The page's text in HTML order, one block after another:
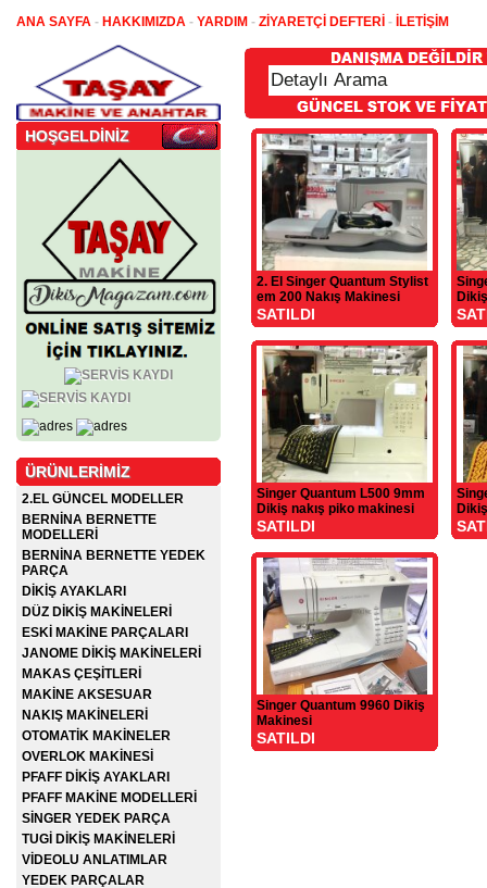
ANA SAYFA - HAKKIMIZDA - YARDIM - ZİYARETÇİ DEFTERİ - İLETİŞİM
HOŞGELDİNİZ
ÜRÜNLERİMİZ
2.EL GÜNCEL MODELLER
BERNİNA BERNETTE
MODELLERİ
BERNİNA BERNETTE YEDEK
PARÇA
DİKİŞ AYAKLARI
DÜZ DİKİŞ MAKİNELERİ
ESKİ MAKİNE PARÇALARI
JANOME DİKİŞ MAKİNELERİ
MAKAS ÇEŞİTLERİ
MAKİNE AKSESUAR
NAKIŞ MAKİNELERİ
OTOMATİK MAKİNELER
OVERLOK MAKİNESİ
PFAFF DİKİŞ AYAKLARI
PFAFF MAKİNE MODELLERİ
SİNGER YEDEK PARÇA
TUGİ DİKİŞ MAKİNELERİ
VİDEOLU ANLATIMLAR
YEDEK PARÇALAR
2. El Singer Quantum Stylist
em 200 Nakış Makinesi
SATILDI
Singer Quantum L500 9mm
Dikiş nakış piko makinesi
SATILDI
Singer Quantum 9960 Dikiş
Makinesi
SATILDI